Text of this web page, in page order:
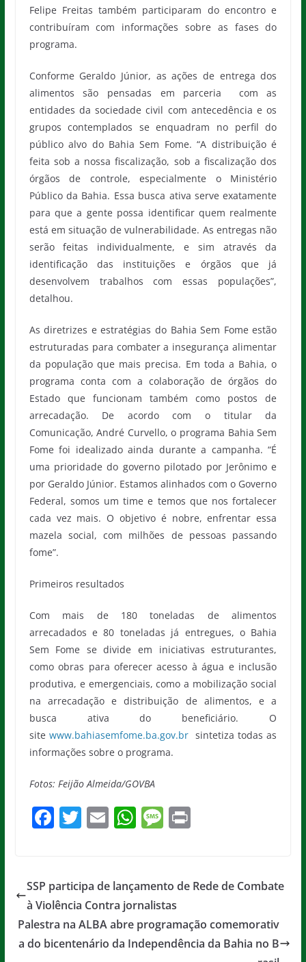
Felipe Freitas também participaram do encontro e
contribuíram com informações sobre as fases do
programa.
Conforme Geraldo Júnior, as ações de entrega dos
alimentos são pensadas em parceria com as
entidades da sociedade civil com antecedência e os
grupos contemplados se enquadram no perfil do
público alvo do Bahia Sem Fome. “A distribuição é
feita sob a nossa fiscalização, sob a fiscalização dos
órgãos de controle, especialmente o Ministério
Público da Bahia. Essa busca ativa serve exatamente
para que a gente possa identificar quem realmente
está em situação de vulnerabilidade. As entregas não
serão feitas individualmente, e sim através da
identificação das instituições e órgãos que já
desenvolvem trabalhos com essas populações”,
detalhou.
As diretrizes e estratégias do Bahia Sem Fome estão
estruturadas para combater a insegurança alimentar
da população que mais precisa. Em toda a Bahia, o
programa conta com a colaboração de órgãos do
Estado que funcionam também como postos de
arrecadação. De acordo com o titular da
Comunicação, André Curvello, o programa Bahia Sem
Fome foi idealizado ainda durante a campanha. “É
uma prioridade do governo pilotado por Jerônimo e
por Geraldo Júnior. Estamos alinhados com o Governo
Federal, somos um time e temos que nos fortalecer
cada vez mais. O objetivo é nobre, enfrentar essa
mazela social, com milhões de pessoas passando
fome”.
Primeiros resultados
Com mais de 180 toneladas de alimentos
arrecadados e 80 toneladas já entregues, o Bahia
Sem Fome se divide em iniciativas estruturantes,
como obras para oferecer acesso à água e inclusão
produtiva, e emergenciais, como a mobilização social
na arrecadação e distribuição de alimentos, e a
busca ativa do beneficiário. O
site www.bahiasemfome.ba.gov.brsintetiza todas as
informações sobre o programa.
Fotos: Feijão Almeida/GOVBA
F
e
b
o
o
T
er
E
l
W
s
A
p
p
M
a
g
e
Pr
SSP participa de lançamento de Rede de Combate
à Violência Contra jornalistas
Palestra na ALBA abre programação comemorativ
a do bicentenário da Independência da Bahia no B